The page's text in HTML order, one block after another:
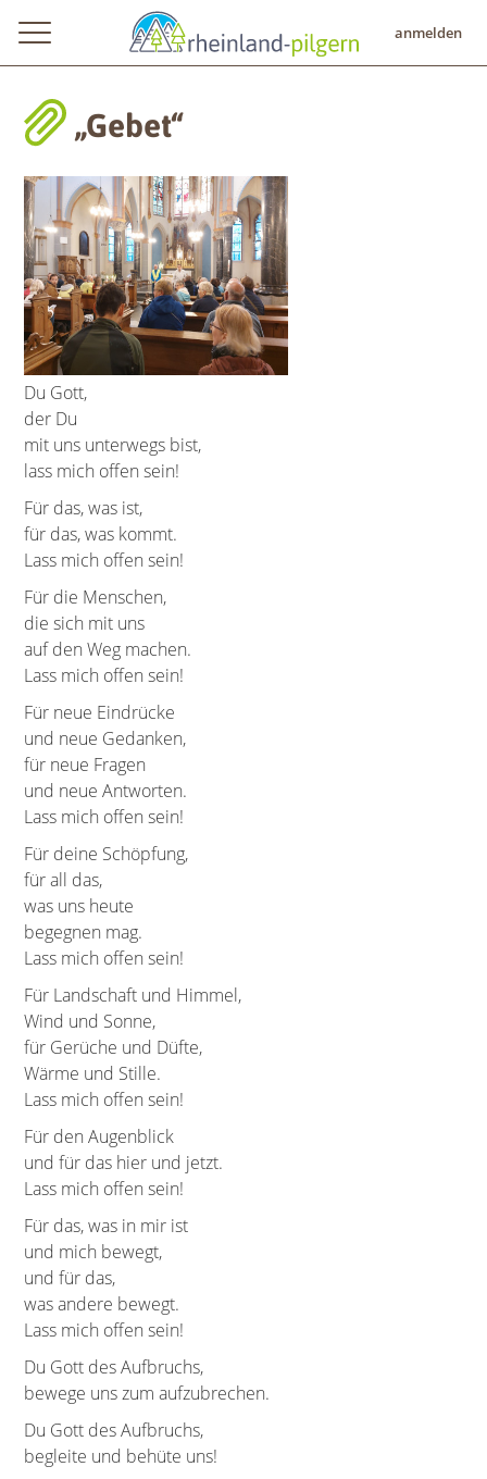
anmelden
„Gebet“
Du Gott,
der Du
mit uns unterwegs bist,
lass mich offen sein!
Für das, was ist,
für das, was kommt.
Lass mich offen sein!
Für die Menschen,
die sich mit uns
auf den Weg machen.
Lass mich offen sein!
Für neue Eindrücke
und neue Gedanken,
für neue Fragen
und neue Antworten.
Lass mich offen sein!
Für deine Schöpfung,
für all das,
was uns heute
begegnen mag.
Lass mich offen sein!
Für Landschaft und Himmel,
Wind und Sonne,
für Gerüche und Düfte,
Wärme und Stille.
Lass mich offen sein!
Für den Augenblick
und für das hier und jetzt.
Lass mich offen sein!
Für das, was in mir ist
und mich bewegt,
und für das,
was andere bewegt.
Lass mich offen sein!
Du Gott des Aufbruchs,
bewege uns zum aufzubrechen.
Du Gott des Aufbruchs,
begleite und behüte uns!